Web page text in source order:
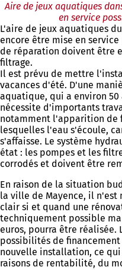
Aire de jeux aquatiques
en service
L'aire de jeux aquatiques
encore être mise en
de réparation doivent être
filtrage.
Il est prévu de mettre
vacances d'été. D'une
aquatique, qui a environ
nécessite d'importants
notamment l'apparition de
lesquelles l'eau s'écoule,
s'affaisse. Le système
état : les pompes et les
corrodés et doivent être
En raison de la situation
la ville de Mayence, il n'est
clair si et quand une
techniquement possible
euros, pourra être
possibilités de
nouvelle installation, ce
raisons de rentabilité, du